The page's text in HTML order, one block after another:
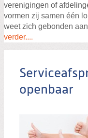
Zoeken:
verenigingen of
vormen zij samen één
weet zich gebonden
verder....
openbaar